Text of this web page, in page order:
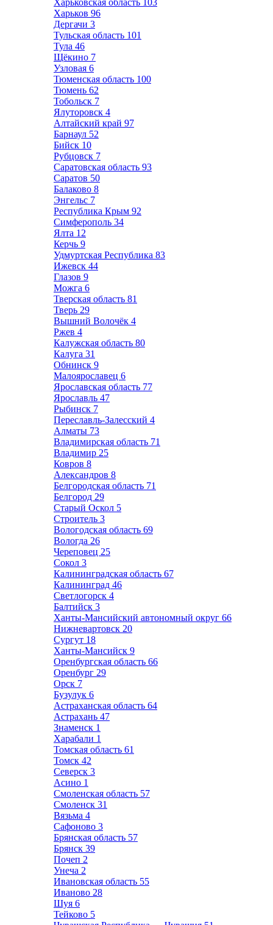
Харьковская область 103
Харьков 96
Дергачи 3
Тульская область 101
Тула 46
Щёкино 7
Узловая 6
Тюменская область 100
Тюмень 62
Тобольск 7
Ялуторовск 4
Алтайский край 97
Барнаул 52
Бийск 10
Рубцовск 7
Саратовская область 93
Саратов 50
Балаково 8
Энгельс 7
Республика Крым 92
Симферополь 34
Ялта 12
Керчь 9
Удмуртская Республика 83
Ижевск 44
Глазов 9
Можга 6
Тверская область 81
Тверь 29
Вышний Волочёк 4
Ржев 4
Калужская область 80
Калуга 31
Обнинск 9
Малоярославец 6
Ярославская область 77
Ярославль 47
Рыбинск 7
Переславль-Залесский 4
Алматы 73
Владимирская область 71
Владимир 25
Ковров 8
Александров 8
Белгородская область 71
Белгород 29
Старый Оскол 5
Строитель 3
Вологодская область 69
Вологда 26
Череповец 25
Сокол 3
Калининградская область 67
Калининград 46
Светлогорск 4
Балтийск 3
Ханты-Мансийский автономный округ 66
Нижневартовск 20
Сургут 18
Ханты-Мансийск 9
Оренбургская область 66
Оренбург 29
Орск 7
Бузулук 6
Астраханская область 64
Астрахань 47
Знаменск 1
Харабали 1
Томская область 61
Томск 42
Северск 3
Асино 1
Смоленская область 57
Смоленск 31
Вязьма 4
Сафоново 3
Брянская область 57
Брянск 39
Почеп 2
Унеча 2
Ивановская область 55
Иваново 28
Шуя 6
Тейково 5